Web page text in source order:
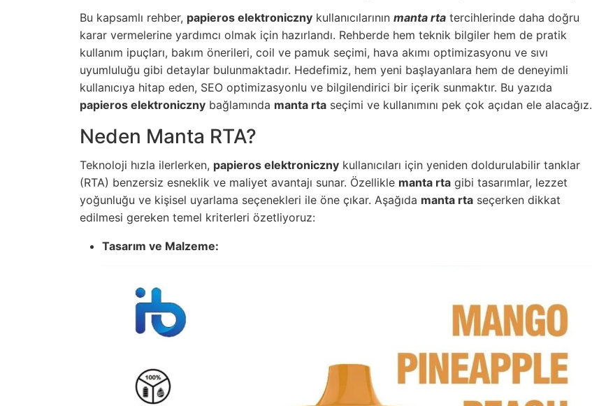
Bu kapsamlı rehber, papieros elektroniczny kullanıcılarının manta rta tercihlerinde daha doğru
karar vermelerine yardımcı olmak için hazırlandı. Rehberde hem teknik bilgiler hem de pratik
kullanım ipuçları, bakım önerileri, coil ve pamuk seçimi, hava akımı optimizasyonu ve sıvı
uyumluluğu gibi detaylar bulunmaktadır. Hedefimiz, hem yeni başlayanlara hem de deneyimli
kullanıcıya hitap eden, SEO optimizasyonlu ve bilgilendirici bir içerik sunmaktır. Bu yazıda
papieros elektroniczny bağlamında manta rta seçimi ve kullanımını pek çok açıdan ele alacağız.
Neden Manta RTA?
Teknoloji hızla ilerlerken, papieros elektroniczny kullanıcıları için yeniden doldurulabilir tanklar
(RTA) benzersiz esneklik ve maliyet avantajı sunar. Özellikle manta rta gibi tasarımlar, lezzet
yoğunluğu ve kişisel uyarlama seçenekleri ile öne çıkar. Aşağıda manta rta seçerken dikkat
edilmesi gereken temel kriterleri özetliyoruz:
Tasarım ve Malzeme: